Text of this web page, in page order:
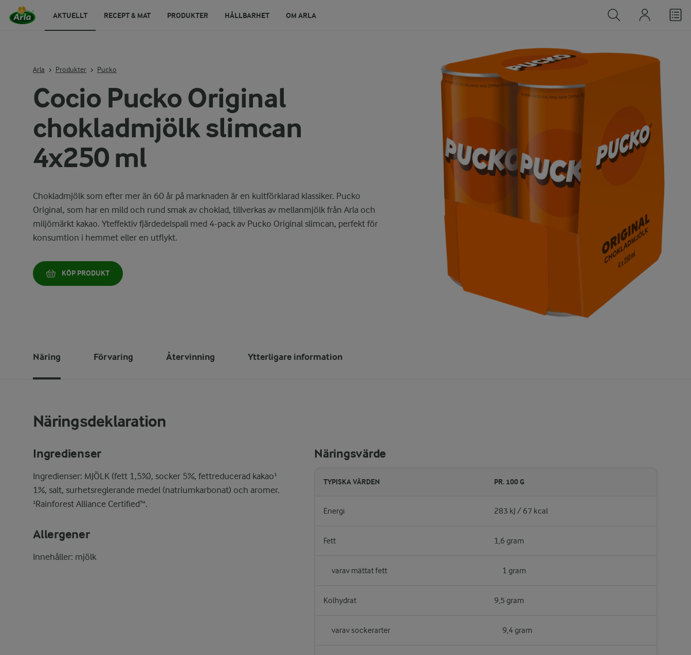
AKTUELLT RECEPT & MAT PRODUKTER HÅLLBARHET OM ARLA
Arla Produkter Pucko
Cocio Pucko Original
chokladmjölk slimcan
4x250 ml
KÖP PRODUKT
Chokladmjölk som efter mer än 60 år på marknaden är en kultförklarad klassiker. Pucko
Original, som har en mild och rund smak av choklad, tillverkas av mellanmjölk från Arla och
miljömärkt kakao. Yteffektiv fjärdedelspall med 4-pack av Pucko Original slimcan, perfekt för
konsumtion i hemmet eller en utflykt.
Näring Förvaring Återvinning Ytterligare information
Näringsdeklaration
Ingredienser
Ingredienser: MJÖLK (fett 1,5%), socker 5%, fettreducerad kakao¹
1%, salt, surhetsreglerande medel (natriumkarbonat) och aromer.
¹Rainforest Alliance Certified™.
Allergener
Innehåller: mjölk
Näringsvärde
TYPISKA VÄRDEN PR. 100 G
Energi 283 kJ / 67 kcal
Fett 1,6 gram
varav mättat fett 1 gram
Kolhydrat 9,5 gram
varav sockerarter 9,4 gram